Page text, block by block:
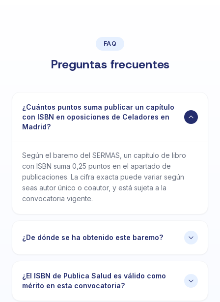
FAQ
Preguntas frecuentes
¿Cuántos puntos suma publicar un capítulo
con ISBN en oposiciones de Celadores en
Madrid?
Según el baremo del SERMAS, un capítulo de libro
con ISBN suma 0,25 puntos en el apartado de
publicaciones. La cifra exacta puede variar según
seas autor único o coautor, y está sujeta a la
convocatoria vigente.
¿De dónde se ha obtenido este baremo?
¿El ISBN de Publica Salud es válido como
mérito en esta convocatoria?